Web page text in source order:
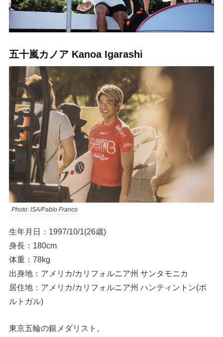
五十嵐カノア Kanoa Igarashi
Photo: ISA/Pablo Franco
生年月日：1997/10/1(26歳)
身長：180cm
体重：78kg
出身地：アメリカ/カリフォルニア州 サンタモニカ
居住地：アメリカ/カリフォルニア州 ハンティントン(ポ
ルトガル)
東京五輪の銀メダリスト。